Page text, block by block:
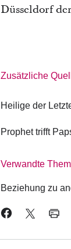
Düsseldorf
Zusätzliche
Heilige der
Prophet trifft
Verwandte
Beziehung zu